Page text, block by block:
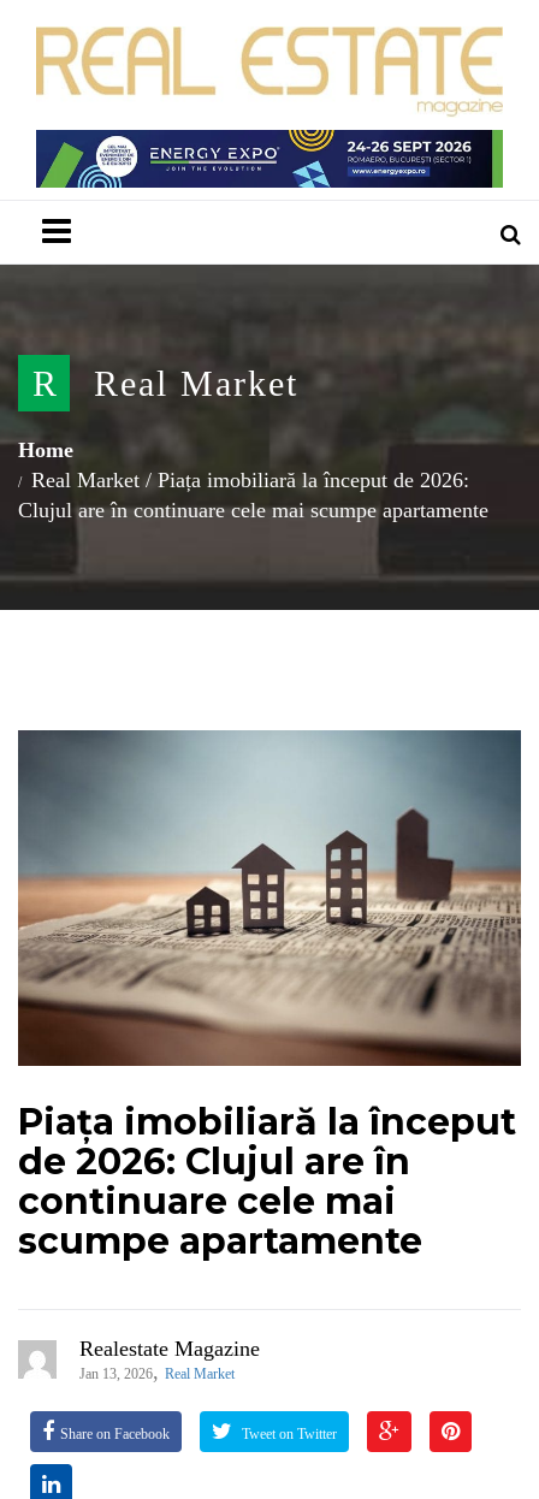
R Real Market
Home
Real Market / Piața imobiliară la început de 2026:
Clujul are în continuare cele mai scumpe apartamente
Piața imobiliară la început
de 2026: Clujul are în
continuare cele mai
scumpe apartamente
Realestate Magazine
Jan 13, 2026, Real Market
Share on Facebook Tweet on Twitter